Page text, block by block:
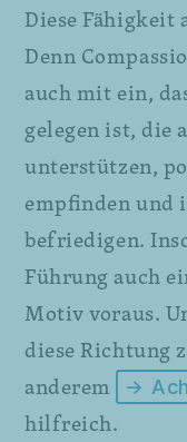
Diese
Denn
auch mit ein,
gelegen ist, die
unterstützen,
empfinden und
befriedigen.
Führung auch
Motiv voraus.
diese Richtung
anderem
→
hilfreich.